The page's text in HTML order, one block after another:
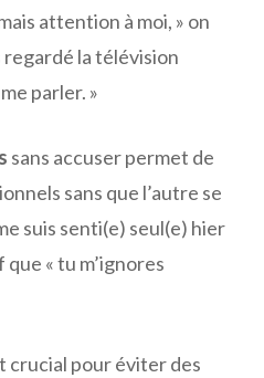
attention à moi, » on
regardé la télévision
parler. »
sans accuser permet de
sans que l’autre se
suis senti(e) seul(e) hier
« tu m’ignores
crucial pour éviter des